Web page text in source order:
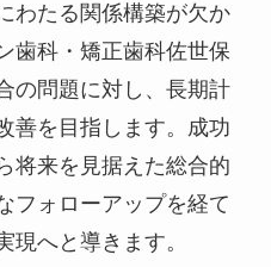
わたる関係構築が欠か
歯科・矯正歯科佐世保
の問題に対し、長期計
善を目指します。成功
将来を見据えた総合的
フォローアップを経て
現へと導きます。